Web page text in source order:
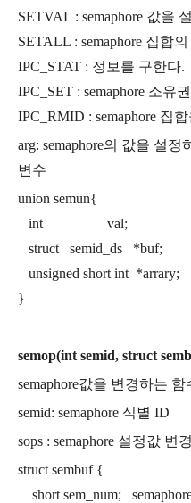
SETVAL : semaphore 값을
SETALL : semaphore 집합
IPC_STAT : 정보를 구한다.
IPC_SET : semaphore 소유
IPC_RMID : semaphore 집
arg: semaphore의 값을 설
변수
union semun{
int val;
struct semid_ds *buf;
unsigned short int *arrary;
}
semop(int semid, struct
semaphore값을 변경하는 함
semid: semaphore 식별 ID
sops : semaphore 설정값 변
struct sembuf {
short sem_num;